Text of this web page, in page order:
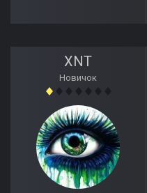
XNT
Новичок